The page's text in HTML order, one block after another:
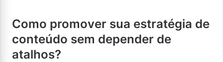
Como promover sua estratégia de
conteúdo sem depender de
atalhos?